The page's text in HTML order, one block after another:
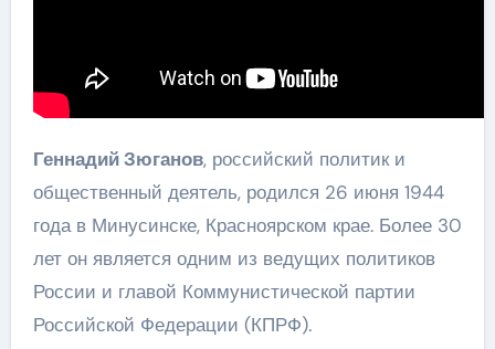
Геннадий Зюганов, российский политик и
общественный деятель, родился 26 июня 1944
года в Минусинске, Красноярском крае. Более 30
лет он является одним из ведущих политиков
России и главой Коммунистической партии
Российской Федерации (КПРФ).